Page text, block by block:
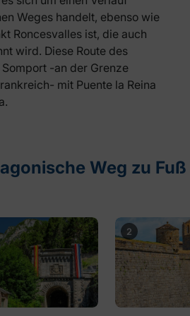
Weges handelt, ebenso wie
Roncesvalles ist, die auch
wird. Diese Route des
-an der Grenze
mit Puente la Reina
Weg zu Fuß
2